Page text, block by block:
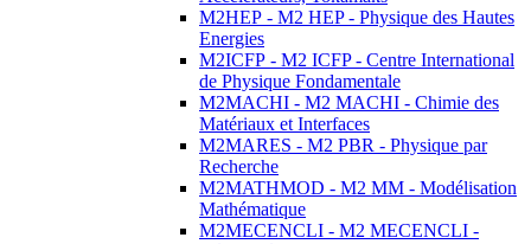
M2HEP - M2 HEP - Physique des Hautes
Energies
M2ICFP - M2 ICFP - Centre International
de Physique Fondamentale
M2MACHI - M2 MACHI - Chimie des
Matériaux et Interfaces
M2MARES - M2 PBR - Physique par
Recherche
M2MATHMOD - M2 MM - Modélisation
Mathématique
M2MECENCLI - M2 MECENCLI -